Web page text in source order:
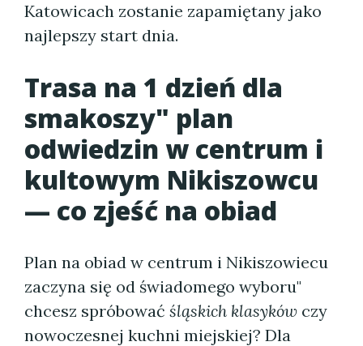
Katowicach zostanie zapamiętany jako
najlepszy start dnia.
Trasa na 1 dzień dla
smakoszy" plan
odwiedzin w centrum i
kultowym Nikiszowcu
— co zjeść na obiad
Plan na obiad w centrum i Nikiszowiecu
zaczyna się od świadomego wyboru"
chcesz spróbować śląskich klasyków czy
nowoczesnej kuchni miejskiej? Dla